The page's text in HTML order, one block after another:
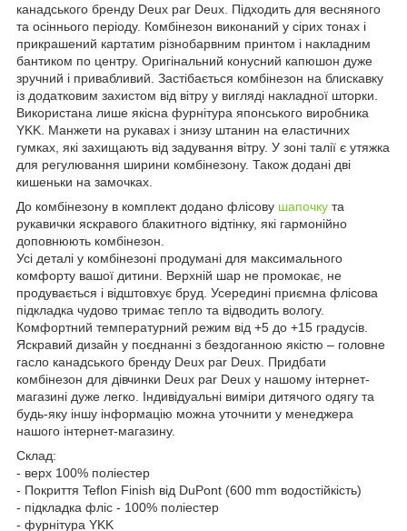
канадського бренду Deux par Deux. Підходить для весняного
та осіннього періоду. Комбінезон виконаний у сірих тонах і
прикрашений картатим різнобарвним принтом і накладним
бантиком по центру. Оригінальний конусний капюшон дуже
зручний і привабливий. Застібається комбінезон на блискавку
із додатковим захистом від вітру у вигляді накладної шторки.
Використана лише якісна фурнітура японського виробника
YKK. Манжети на рукавах і знизу штанин на еластичних
гумках, які захищають від задування вітру. У зоні талії є утяжка
для регулювання ширини комбінезону. Також додані дві
кишеньки на замочках.
До комбінезону в комплект додано флісову шапочку та
рукавички яскравого блакитного відтінку, які гармонійно
доповнюють комбінезон.
Усі деталі у комбінезоні продумані для максимального
комфорту вашої дитини. Верхній шар не промокає, не
продувається і відштовхує бруд. Усередині приємна флісова
підкладка чудово тримає тепло та відводить вологу.
Комфортний температурний режим від +5 до +15 градусів.
Яскравий дизайн у поєднанні з бездоганною якістю – головне
гасло канадського бренду Deux par Deux. Придбати
комбінезон для дівчинки Deux par Deux у нашому інтернет-
магазині дуже легко. Індивідуальні виміри дитячого одягу та
будь-яку іншу інформацію можна уточнити у менеджера
нашого інтернет-магазину.
Склад:
- верх 100% поліестер
- Покриття Teflon Finish від DuPont (600 mm водостійкість)
- підкладка фліс - 100% поліестер
- фурнітура YKK